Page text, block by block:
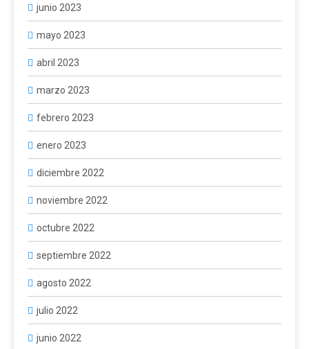
junio 2023
mayo 2023
abril 2023
marzo 2023
febrero 2023
enero 2023
diciembre 2022
noviembre 2022
octubre 2022
septiembre 2022
agosto 2022
julio 2022
junio 2022